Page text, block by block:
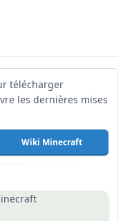
télécharger
les dernières mises
Wiki Minecraft